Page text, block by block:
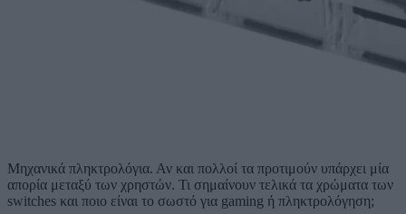
Μηχανικά πληκτρολόγια. Αν και πολλοί τα προτιμούν υπάρχει μία
απορία μεταξύ των χρηστών. Τι σημαίνουν τελικά τα χρώματα των
switches και ποιο είναι το σωστό για gaming ή πληκτρολόγηση;